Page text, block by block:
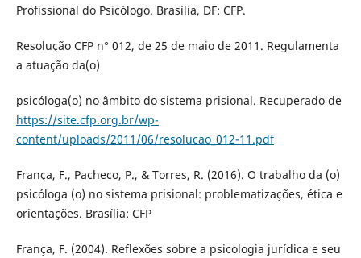
Profissional do Psicólogo. Brasília, DF: CFP.
Resolução CFP n° 012, de 25 de maio de 2011. Regulamenta
a atuação da(o)
psicóloga(o) no âmbito do sistema prisional. Recuperado de
https://site.cfp.org.br/wp-
content/uploads/2011/06/resolucao_012-11.pdf
França, F., Pacheco, P., & Torres, R. (2016). O trabalho da (o)
psicóloga (o) no sistema prisional: problematizações, ética e
orientações. Brasília: CFP
França, F. (2004). Reflexões sobre a psicologia jurídica e seu